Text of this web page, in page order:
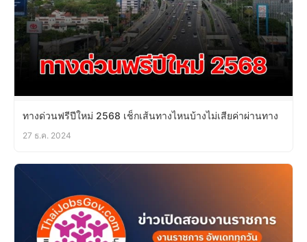
ทางด่วนฟรีปีใหม่ 2568 เช็กเส้นทางไหนบ้างไม่เสียค่าผ่านทาง
27 ธ.ค. 2024